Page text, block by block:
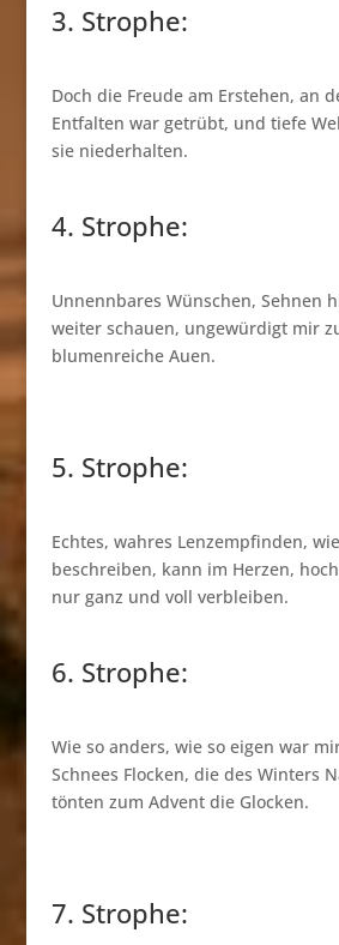
3. Strophe:
Doch die Freude am Erstehen, an
Entfalten war getrübt, und tiefe
sie niederhalten.
4. Strophe:
Unnennbares Wünschen, Sehnen
weiter schauen, ungewürdigt mir
blumenreiche Auen.
5. Strophe:
Echtes, wahres Lenzempfinden,
beschreiben, kann im Herzen,
nur ganz und voll verbleiben.
6. Strophe:
Wie so anders, wie so eigen war
Schnees Flocken, die des Winters
tönten zum Advent die Glocken.
7. Strophe: